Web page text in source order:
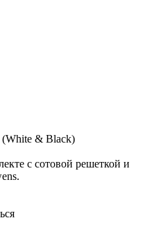
& Black)
с сотовой решеткой и